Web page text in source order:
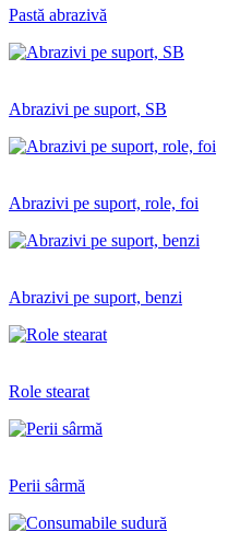
Pastă abrazivă
Abrazivi pe suport, SB
Abrazivi pe suport, role, foi
Abrazivi pe suport, benzi
Role stearat
Perii sârmă